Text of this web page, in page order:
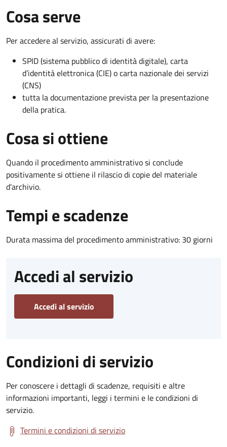
Cosa serve
Per accedere al servizio, assicurati di avere:
SPID (sistema pubblico di identità digitale), carta
d’identità elettronica (CIE) o carta nazionale dei servizi
(CNS)
tutta la documentazione prevista per la presentazione
della pratica.
Cosa si ottiene
Quando il procedimento amministrativo si conclude
positivamente si ottiene il rilascio di copie del materiale
d'archivio.
Tempi e scadenze
Durata massima del procedimento amministrativo: 30 giorni
Accedi al servizio
Accedi al servizio
Condizioni di servizio
Per conoscere i dettagli di scadenze, requisiti e altre
informazioni importanti, leggi i termini e le condizioni di
servizio.
Termini e condizioni di servizio